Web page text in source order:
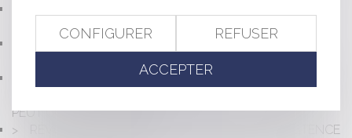
PRÉSOMPTION D’INDIVISION
PROTECTION DU CONSOMMATEUR DE CRÉDIT :
CONTRÔLE DE L’ASSURANCE MALADIE DES
PEUT COÛTER TRÈS CHER
RÉVOCATION D’UN GÉRANT DE SARL : COMPÉTENCE
CONFIGURER REFUSER
ACCEPTER